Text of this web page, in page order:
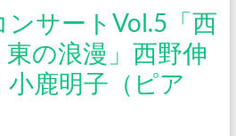
サートVol.5「西
東の浪漫」西野伸
小鹿明子（ピア